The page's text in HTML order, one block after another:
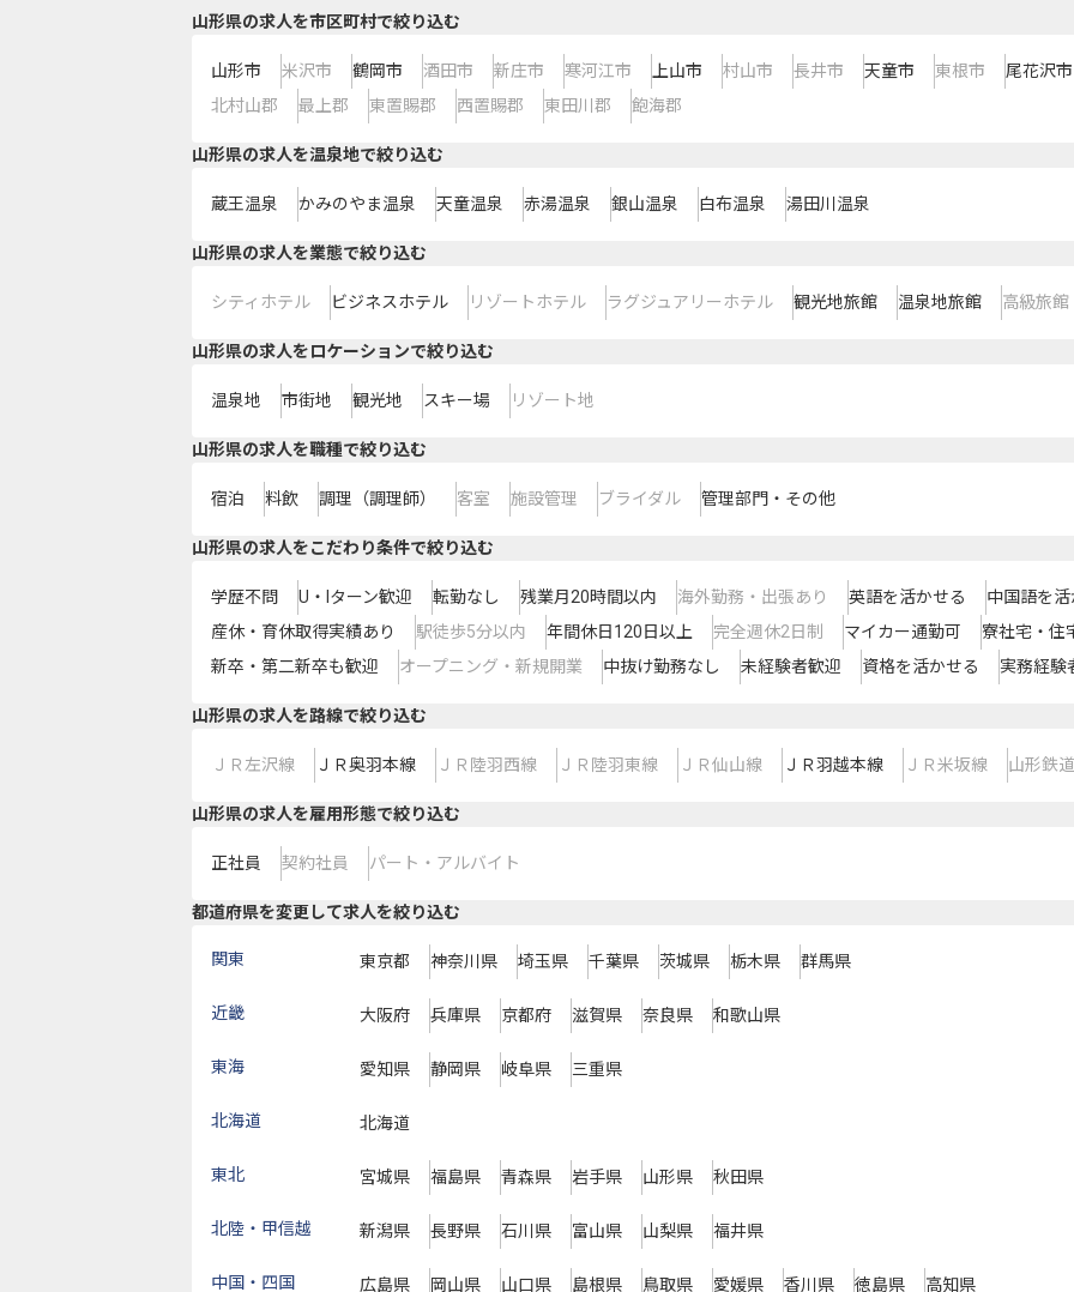
山形県の求人を市区町村で絞り込む
山形市 米沢市 鶴岡市 酒田市 新庄市 寒河江市 上山市 村山市 長井市 天童市 東根市
尾花沢市
北村山郡
最上郡 東置賜郡 西置賜郡 東田川郡 飽海郡
山形県の求人を温泉地で絞り込む
蔵王温泉 かみのやま温泉 天童温泉 赤湯温泉 銀山温泉 白布温泉 湯田川温泉
山形県の求人を業態で絞り込む
シティホテル ビジネスホテル リゾートホテル ラグジュアリーホテル 観光地旅館 温泉地旅館 高級旅館
山形県の求人をロケーションで絞り込む
温泉地 市街地 観光地 スキー場 リゾート地
山形県の求人を職種で絞り込む
宿泊 料飲 調理（調理師） 客室 施設管理 ブライダル 管理部門・その他
山形県の求人をこだわり条件で絞り込む
学歴不問 U・Iターン歓迎 転勤なし 残業月20時間以内 海外勤務・出張あり 英語を活かせる
中国語を
産休・育休取得実績あり
駅徒歩5分以内 年間休日120日以上 完全週休2日制 マイカー通勤可
寮社宅・住
新卒・第二新卒も歓迎
オープニング・新規開業 中抜け勤務なし 未経験者歓迎 資格を活かせる 実務経験
山形県の求人を路線で絞り込む
ＪＲ左沢線 ＪＲ奥羽本線 ＪＲ陸羽西線 ＪＲ陸羽東線 ＪＲ仙山線 ＪＲ羽越本線 ＪＲ米坂線 山形鉄
山形県の求人を雇用形態で絞り込む
正社員 契約社員 パート・アルバイト
都道府県を変更して求人を絞り込む
関東 東京都 神奈川県 埼玉県 千葉県 茨城県 栃木県 群馬県
近畿 大阪府 兵庫県 京都府 滋賀県 奈良県 和歌山県
東海 愛知県 静岡県 岐阜県 三重県
北海道 北海道
東北 宮城県 福島県 青森県 岩手県 山形県 秋田県
北陸・甲信越 新潟県 長野県 石川県 富山県 山梨県 福井県
中国・四国 広島県 岡山県 山口県 島根県 鳥取県 愛媛県 香川県 徳島県 高知県